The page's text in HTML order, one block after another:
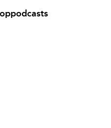
podcasts